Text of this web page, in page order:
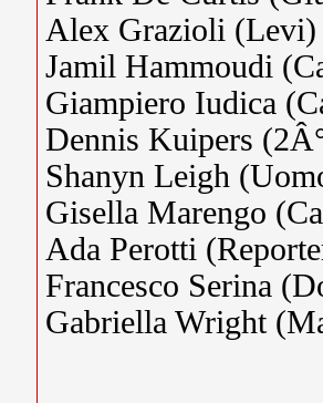
Alex Grazioli (Levi)
Jamil Hammoudi
Giampiero Iudica
Dennis Kuipers
Shanyn Leigh
Gisella Marengo
Ada Perotti
Francesco Serina
Gabriella Wright